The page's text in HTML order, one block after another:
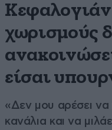
χωρισμούς
είσαι
«Δεν μου αρέσει να
κανάλια και να